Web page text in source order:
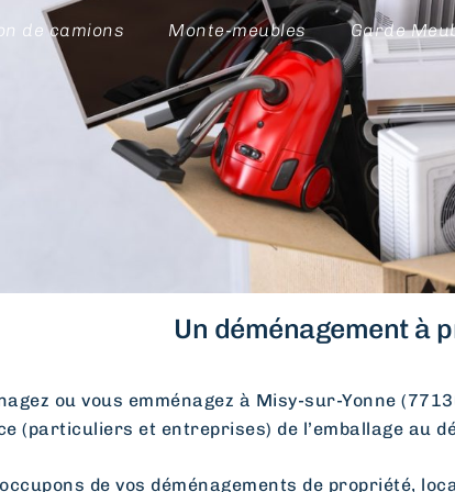
de camions Monte-meubles Garde
Un déménagement à
ou vous emménagez à Misy-sur-Yonne
(particuliers et entreprises) de l’emballage au
de vos déménagements de propriété,